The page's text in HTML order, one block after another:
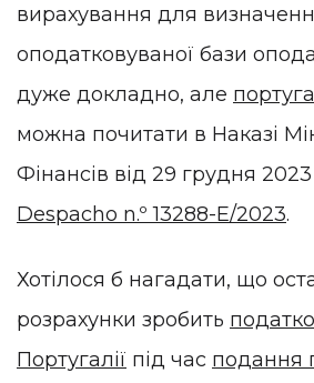
вирахування для
оподатковуваної бази
дуже докладно, але
можна почитати в Наказі
Фінансів від 29 грудня
Despacho n.º 13288-E/2023.
Хотілося б нагадати, що
розрахунки зробить
Португалії під час подання